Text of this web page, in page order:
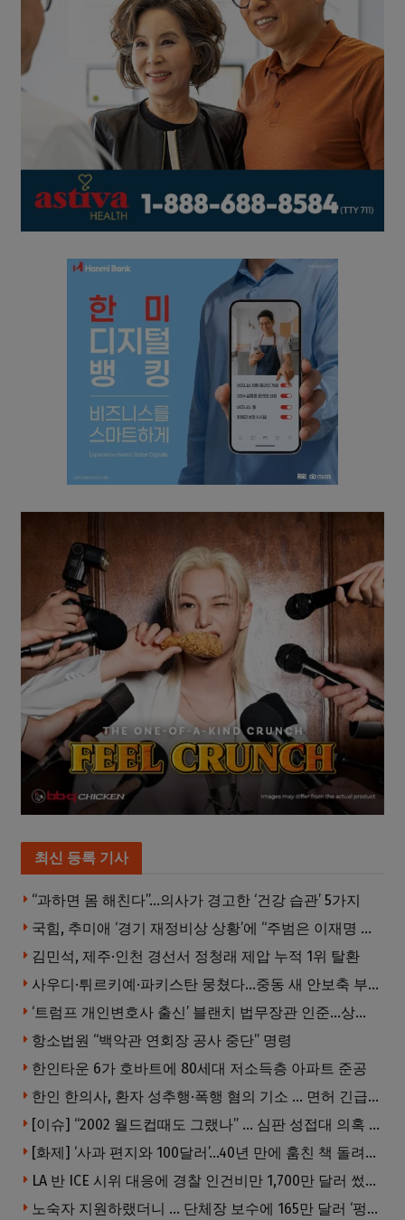
최신 등록 기사
“과하면 몸 해친다”…의사가 경고한 ‘건강 습관’ 5가지
국힘, 추미애 ‘경기 재정비상 상황’에 “주범은 이재명 전 지사”
김민석, 제주·인천 경선서 정청래 제압 누적 1위 탈환
사우디·튀르키예·파키스탄 뭉쳤다…중동 새 안보축 부상하나
‘트럼프 개인변호사 출신’ 블랜치 법무장관 인준…상원 50대49 가결
항소법원 “백악관 연회장 공사 중단” 명령
한인타운 6가 호바트에 80세대 저소득층 아파트 준공
한인 한의사, 환자 성추행·폭행 혐의 기소 … 면허 긴급정지
[이슈] “2002 월드컵때도 그랬나” … 심판 성접대 의혹 해외로 일파만파, 4강 신화까지 불똥
[화제] ‘사과 편지와 100달러’…40년 만에 훔친 책 돌려준 절도범
LA 반 ICE 시위 대응에 경찰 인건비만 1,700만 달러 썼다.
노숙자 지원하랬더니 … 단체장 보수에 165만 달러 ‘펑펑’